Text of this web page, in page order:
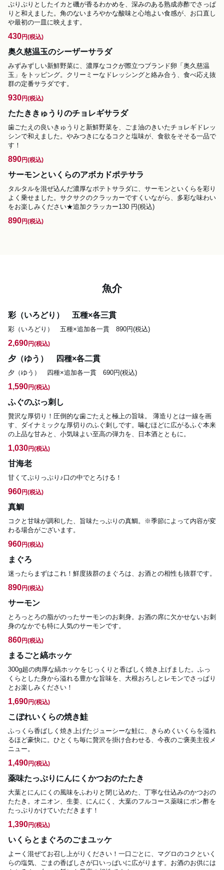
ぷりぷりとしたイカと磯が香るわかめを、深みのある熟成赤酢でさっぱ
りと和えました。角のないまろやかな酸味と心地よい食感が、お口直し
や最初の一皿に映えます。
430円(税込)
奥久慈温玉のシーザーサラダ
みずみずしい新鮮野菜に、濃厚なコクが際立つブランド卵「奥久慈温
玉」をトッピング。クリーミーなドレッシングと絡み合う、食べ応え抜
群の定番サラダです。
930円(税込)
たたききゅうりのチョレギサラダ
歯ごたえの良いきゅうりと新鮮野菜を、ごま油のきいたチョレギドレッ
シンで和えました。やみつきになるコクと塩味が、食欲をそそる一品で
す！
890円(税込)
サーモンといくらのアボカドポテサラ
タルタルを混ぜ込んだ濃厚なポテトサラダに、サーモンといくらを彩り
よく乗せました。サクサクのクラッカーですくいながら、多彩な味わい
をお楽しみください★追加クラッカー130 円(税込)
890円(税込)
魚介
彩（いろどり） 五種×各三貫
彩（いろどり）　五種×追加各一貫　890円(税込)
2,690円(税込)
夕（ゆう） 四種×各二貫
夕（ゆう）　四種×追加各一貫　690円(税込)
1,590円(税込)
ふぐのぶっ刺し
贅沢な厚切り！圧倒的な歯ごたえと極上の旨味。 薄造りとは一線を画
す、ダイナミックな厚切りのふぐ刺しです。噛むほどに広がるふぐ本来
の上品な甘みと、小気味よい至高の弾力を、日本酒とともに。
1,030円(税込)
甘海老
甘くてぷりっぷり♪口の中でとろける！
960円(税込)
真鯛
コクと甘味が調和した、旨味たっぷりの真鯛。※季節によって内容が変
わる場合がございます。
960円(税込)
まぐろ
迷ったらまずはこれ！鮮度抜群のまぐろは、お酒との相性も抜群です。
890円(税込)
サーモン
とろっとろの脂がのったサーモンのお刺身。お酒の席に欠かせないお刺
身のなかでも特に人気のサーモンです。
860円(税込)
まるごと縞ホッケ
300g超の肉厚な縞ホッケをじっくりと香ばしく焼き上げました。ふっ
くらとした身から溢れる豊かな旨味を、大根おろしとレモンでさっぱり
とお楽しみください！
1,690円(税込)
こぼれいくらの焼き鮭
ふっくら香ばしく焼き上げたジューシーな鮭に、きらめくいくらを溢れ
るほど豪快に。ひとくち毎に贅沢を掛け合わせる、今夜のご褒美主役メ
ニュー。
1,490円(税込)
薬味たっぷりにんにくかつおのたたき
大葉とにんにくの風味をふわりと閉じ込めた、丁寧な仕込みのかつおの
たたき。オニオン、生姜、にんにく、大葉のフルコース薬味にポン酢を
たっぷりかけていただきます！
1,390円(税込)
いくらとまぐろのごまユッケ
よーく混ぜてお召し上がりください！一口ごとに、マグロのコクといく
らの塩気、ごまの香ばしさが口いっぱいに広がります。お酒のお供には